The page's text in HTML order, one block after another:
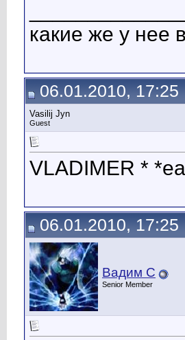
какие же у нее
06.01.2010, 17:25
Vasilij Jyn
Guest
VLADIMER *
06.01.2010, 17:25
Вадим С
Senior Member